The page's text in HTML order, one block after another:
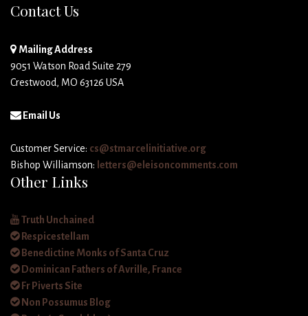
Contact Us
Mailing Address
9051 Watson Road Suite 279
Crestwood, MO 63126 USA
Email Us
Customer Service: cs@stmarcelinitiative.org
Bishop Williamson: letters@eleisoncomments.com
Other Links
Truth Unchained
Respicestellam
Benedictine Monks of Santa Cruz
Dominican Fathers of Avrille, France
Fr Piverts Site
Non Possumus Blog